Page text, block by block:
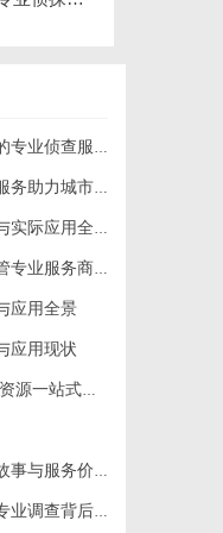
业侦查服务
力城市安宁
应用全解析
务商俐麸科技
应用全景
应用现状
式观看体验
与服务价值
后的故事与应用